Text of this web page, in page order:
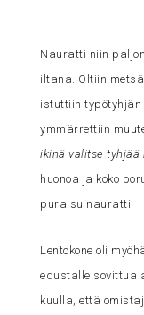
Nauratti niin
iltana. Oltiin
istuttiin
ymmärrettiin
ikinä valitse tyhjää
huonoa ja koko
puraisu nauratti.
Lentokone oli
edustalle sovittua
kuulla, että